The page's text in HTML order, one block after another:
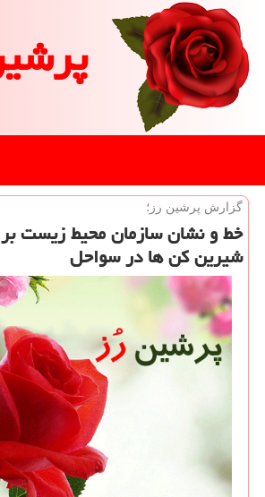
گزارش پرشین رز؛
خط و نشان سازمان محیط زیست
شیرین كن ها در سواحل